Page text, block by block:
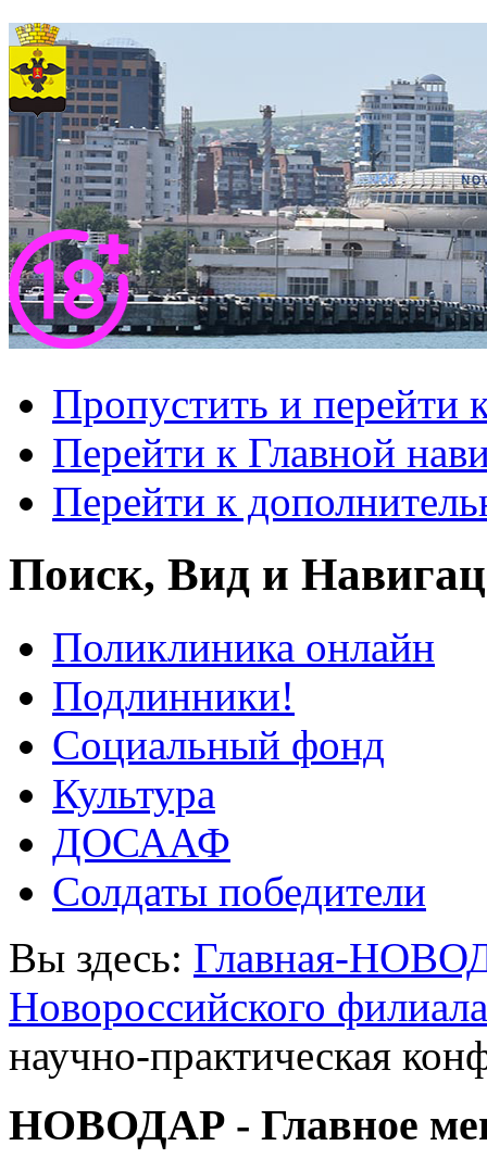
Пропустить и перейти
Перейти к Главной
Перейти к
Поиск, Вид и
Поликлиника онлайн
Подлинники!
Социальный фонд
Культура
ДОСААФ
Солдаты победители
Вы здесь: Главная-
Новороссийского
научно-практическая
НОВОДАР - Главное